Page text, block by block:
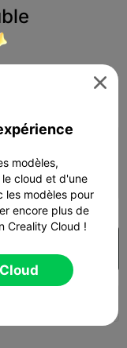

modèles,
cloud et d'une
les modèles pour
encore plus de
Creality Cloud !